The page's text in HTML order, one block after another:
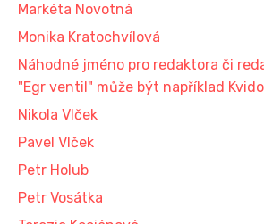
Markéta Novotná
Monika Kratochvílová
Náhodné jméno pro redaktora či
"Egr ventil" může být například
Nikola Vlček
Pavel Vlček
Petr Holub
Petr Vosátka